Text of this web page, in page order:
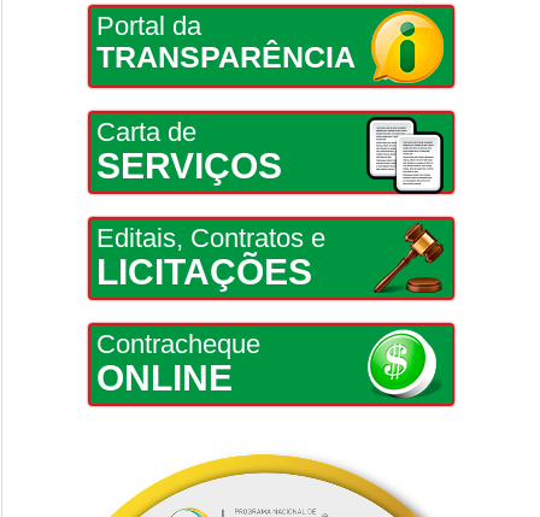
Portal da
TRANSPARÊNCIA
Carta de
SERVIÇOS
Editais, Contratos e
LICITAÇÕES
Contracheque
ONLINE